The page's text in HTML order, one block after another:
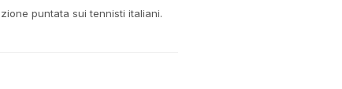
puntata sui tennisti italiani.